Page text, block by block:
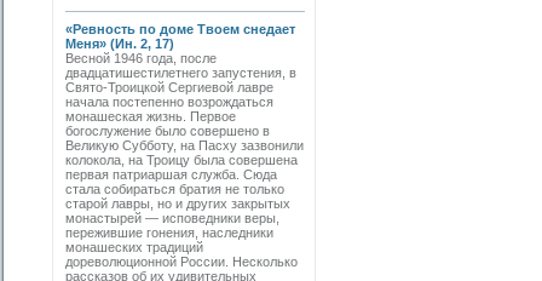
«Ревность по доме Твоем снедает
Меня» (Ин. 2, 17)
Весной 1946 года, после
двадцатишестилетнего запустения, в
Свято-­Троицкой Сергиевой лавре
начала постепенно возрождаться
монашеская жизнь. Первое
богослужение было совершено в
Великую Субботу, на Пасху зазвонили
колокола, на Троицу была совершена
первая патриаршая служба. Сюда
стала собираться братия не только
старой лавры, но и других закрытых
монастырей — исповедники веры,
пережившие гонения, наследники
монашеских традиций
дореволюционной России. Несколько
рассказов об их удивительных